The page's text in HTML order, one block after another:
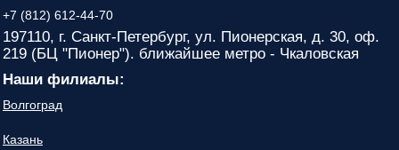
+7 (812) 612-44-70
197110, г. Санкт-Петербург, ул. Пионерская, д. 30, оф.
219 (БЦ "Пионер"). ближайшее метро - Чкаловская
Наши филиалы:
Волгоград
Казань